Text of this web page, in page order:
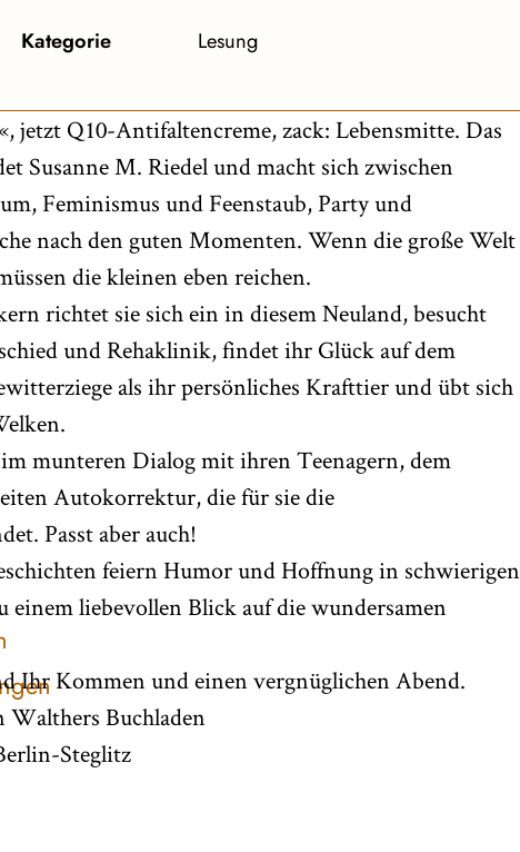
Kategorie Lesung
jetzt Q10-Antifaltencreme, zack: Lebensmitte. Das
Susanne M. Riedel und macht sich zwischen
Feminismus und Feenstaub, Party und
nach den guten Momenten. Wenn die große Welt
die kleinen eben reichen.
richtet sie sich ein in diesem Neuland, besucht
und Rehaklinik, findet ihr Glück auf dem
als ihr persönliches Krafttier und übt sich
munteren Dialog mit ihren Teenagern, dem
Autokorrektur, die für sie die
Passt aber auch!
feiern Humor und Hoffnung in schwierigen
einem liebevollen Blick auf die wundersamen
Ihr Kommen und einen vergnüglichen Abend.
Walthers Buchladen
Steglitz